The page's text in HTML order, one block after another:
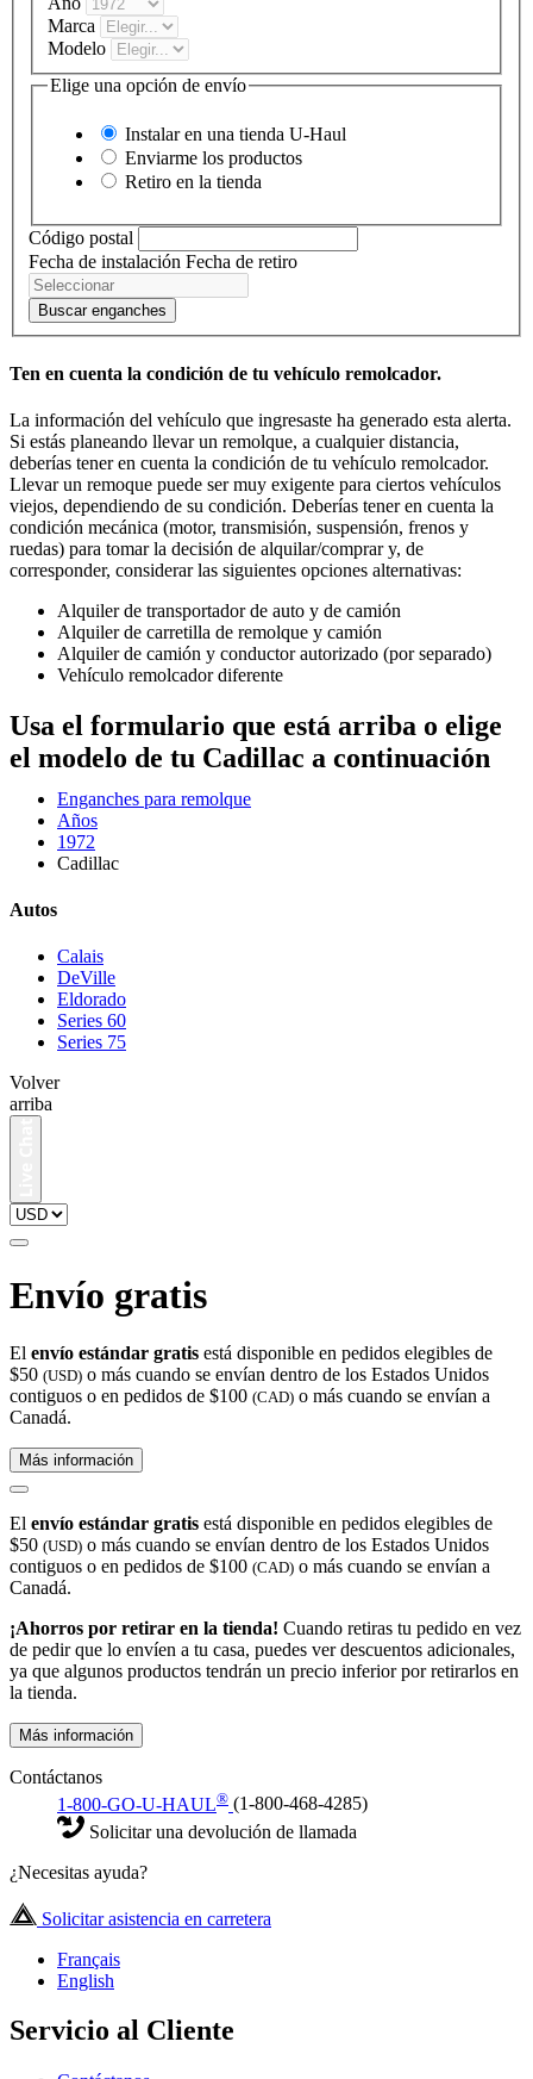
Marca
Modelo
Elige una opción de envío
Instalar en una tienda U-Haul
Enviarme los productos
Retiro en la tienda
Código postal
Fecha de instalación Fecha de retiro
Buscar enganches
Ten en cuenta la condición de tu vehículo remolcador.
La información del vehículo que ingresaste ha generado esta alerta.
Si estás planeando llevar un remolque, a cualquier distancia,
deberías tener en cuenta la condición de tu vehículo remolcador.
Llevar un remoque puede ser muy exigente para ciertos vehículos
viejos, dependiendo de su condición. Deberías tener en cuenta la
condición mecánica (motor, transmisión, suspensión, frenos y
ruedas) para tomar la decisión de alquilar/comprar y, de
corresponder, considerar las siguientes opciones alternativas:
Alquiler de transportador de auto y de camión
Alquiler de carretilla de remolque y camión
Alquiler de camión y conductor autorizado (por separado)
Vehículo remolcador diferente
Usa el formulario que está arriba o elige
el modelo de tu Cadillac a continuación
Enganches para remolque
Años
1972
Cadillac
Autos
Calais
DeVille
Eldorado
Series 60
Series 75
Volver
arriba
Envío gratis
El envío estándar gratis está disponible en pedidos elegibles de
$50 (USD) o más cuando se envían dentro de los Estados Unidos
contiguos o en pedidos de $100 (CAD) o más cuando se envían a
Canadá.
Más información
El envío estándar gratis está disponible en pedidos elegibles de
$50 (USD) o más cuando se envían dentro de los Estados Unidos
contiguos o en pedidos de $100 (CAD) o más cuando se envían a
Canadá.
¡Ahorros por retirar en la tienda! Cuando retiras tu pedido en vez
de pedir que lo envíen a tu casa, puedes ver descuentos adicionales,
ya que algunos productos tendrán un precio inferior por retirarlos en
la tienda.
Más información
Contáctanos
1-800-GO-U-HAUL® (1-800-468-4285)
Solicitar una devolución de llamada
¿Necesitas ayuda?
Solicitar asistencia en carretera
Français
English
Servicio al Cliente